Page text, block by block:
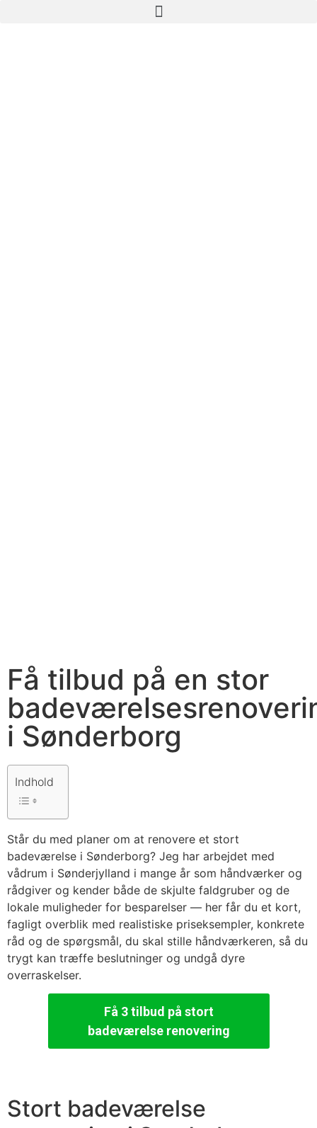
Få tilbud på en stor
i Sønderborg
Indhold
Står du med planer om at renovere et stort
badeværelse i Sønderborg? Jeg har arbejdet med
vådrum i Sønderjylland i mange år som håndværker og
rådgiver og kender både de skjulte faldgruber og de
lokale muligheder for besparelser — her får du et kort,
fagligt overblik med realistiske priseksempler, konkrete
råd og de spørgsmål, du skal stille håndværkeren, så du
trygt kan træffe beslutninger og undgå dyre
overraskelser.
Få 3 tilbud på stort
badeværelse renovering
Stort badeværelse